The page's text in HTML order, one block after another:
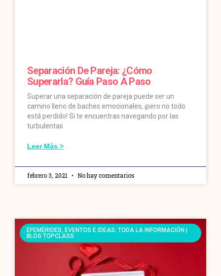
Separación De Pareja: ¿Cómo
Superarla? Guía Paso A Paso
Superar una separación de pareja puede ser un
camino lleno de baches emocionales, ¡pero no todo
está perdido! Si te encuentras navegando por las
turbulentas
Leer Más >
febrero 3, 2021 No hay comentarios
EFEMÉRIDES, EVENTOS E IDEAS: TODA LA INFORMACIÓN |
BLOG TOPCLASS